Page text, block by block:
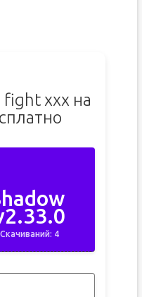
fight xxx на
Скачиваний: 4